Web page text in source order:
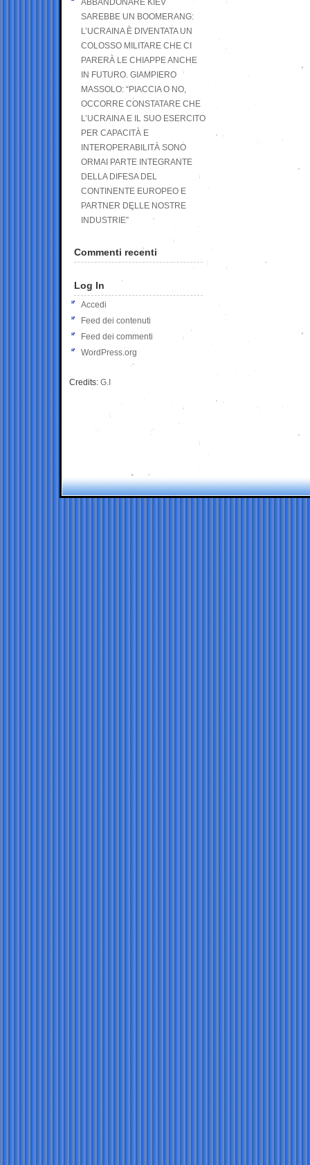
ABBANDONARE KIEV
SAREBBE UN BOOMERANG:
L’UCRAINA È DIVENTATA UN
COLOSSO MILITARE CHE CI
PARERÀ LE CHIAPPE ANCHE
IN FUTURO. GIAMPIERO
MASSOLO: “PIACCIA O NO,
OCCORRE CONSTATARE CHE
L’UCRAINA E IL SUO ESERCITO
PER CAPACITÀ E
INTEROPERABILITÀ SONO
ORMAI PARTE INTEGRANTE
DELLA DIFESA DEL
CONTINENTE EUROPEO E
PARTNER DELLE NOSTRE
INDUSTRIE”
Commenti recenti
Log In
Accedi
Feed dei contenuti
Feed dei commenti
WordPress.org
Credits: G.I